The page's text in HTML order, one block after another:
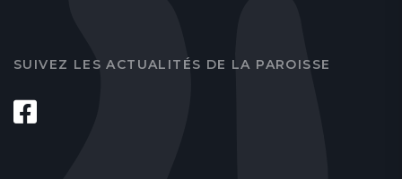
SUIVEZ LES ACTUALITÉS DE LA PAROISSE